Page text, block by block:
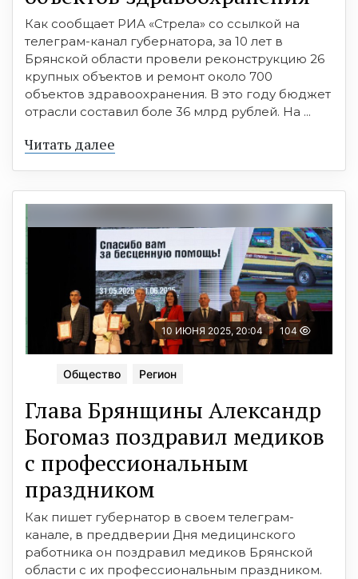
Как сообщает РИА «Стрела» со ссылкой на
телеграм-канал губернатора, за 10 лет в
Брянской области провели реконструкцию 26
крупных объектов и ремонт около 700
объектов здравоохранения. В это году бюджет
отрасли составил боле 36 млрд рублей. На ...
Читать далее
10 ИЮНЯ 2025, 20:04 104
Общество Регион
Глава Брянщины Александр
Богомаз поздравил медиков
с профессиональным
праздником
Как пишет губернатор в своем телеграм-
канале, в преддверии Дня медицинского
работника он поздравил медиков Брянской
области с их профессиональным праздником.